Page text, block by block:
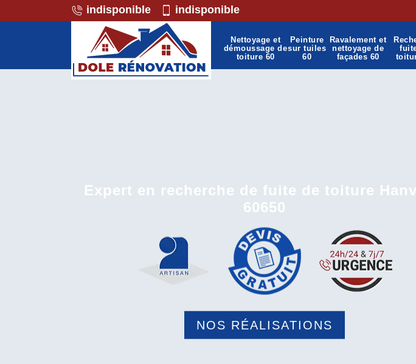
indisponible indisponible
Nettoyage et
démoussage de
toiture 60
Peinture
sur tuiles
60
Ravalement et
nettoyage de
façades 60
Expert en recherche de fuite de toiture
60650
NOS RÉALISATIONS